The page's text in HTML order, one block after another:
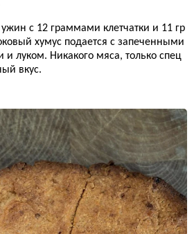
с 12 граммами клетчатки и 11 гр
хумус подается с запеченными
луком. Никакого мяса, только спец
вкус.